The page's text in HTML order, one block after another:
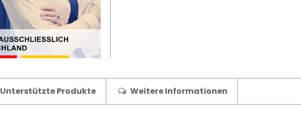
Unterstützte Produkte Weitere Informationen